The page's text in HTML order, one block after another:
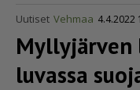
Uutiset Vehmaa 4.4.2022
Myllyjärven
luvassa